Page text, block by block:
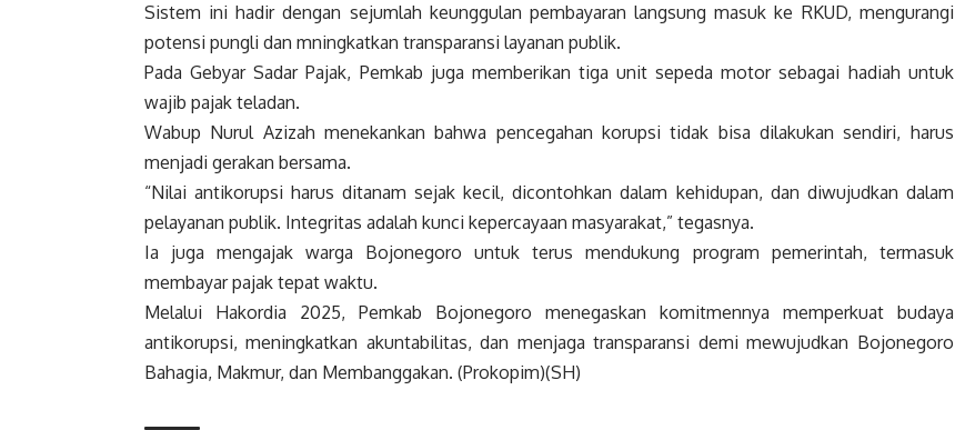
Sistem ini hadir dengan sejumlah keunggulan pembayaran langsung masuk ke RKUD, mengurangi
potensi pungli dan mningkatkan transparansi layanan publik.
Pada Gebyar Sadar Pajak, Pemkab juga memberikan tiga unit sepeda motor sebagai hadiah untuk
wajib pajak teladan.
Wabup Nurul Azizah menekankan bahwa pencegahan korupsi tidak bisa dilakukan sendiri, harus
menjadi gerakan bersama.
“Nilai antikorupsi harus ditanam sejak kecil, dicontohkan dalam kehidupan, dan diwujudkan dalam
pelayanan publik. Integritas adalah kunci kepercayaan masyarakat,” tegasnya.
Ia juga mengajak warga Bojonegoro untuk terus mendukung program pemerintah, termasuk
membayar pajak tepat waktu.
Melalui Hakordia 2025, Pemkab Bojonegoro menegaskan komitmennya memperkuat budaya
antikorupsi, meningkatkan akuntabilitas, dan menjaga transparansi demi mewujudkan Bojonegoro
Bahagia, Makmur, dan Membanggakan. (Prokopim)(SH)